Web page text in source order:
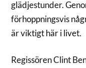
glädjestunder.
förhoppningsvis
är viktigt här i livet.
Regissören Clint